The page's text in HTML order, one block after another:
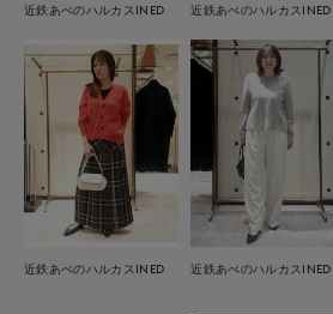
近鉄あべのハルカスINED 近鉄あべのハルカスINED
近鉄あべのハルカスINED 近鉄あべのハルカスINED